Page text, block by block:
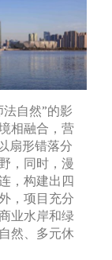
自然”的影
相融合，营
扇形错落分
，同时，漫
，构建出四
，项目充分
业水岸和绿
然、多元休